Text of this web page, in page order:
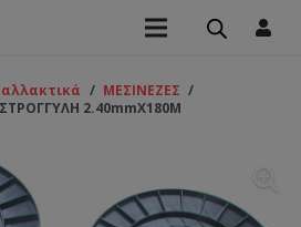
/ ΜΕΣΙΝΕΖΕΣ /
2.40mmΧ180Μ